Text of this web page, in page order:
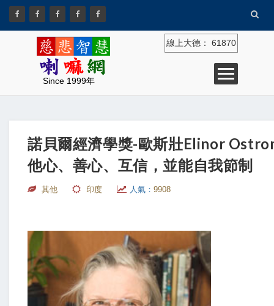
Since 1999年
線上大德： 61870
諾貝爾經濟學獎-歐斯壯Elinor
他心、善心、互信，並能自我節制
其他 印度 人氣： 9908